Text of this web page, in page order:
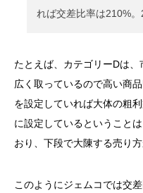
れば交差比率は210%。
たとえば、カテゴリーDは
広く取っているので高い商
を設定していれば大体の粗
に設定しているということ
おり、下段で大陳する売り方
このようにジェムコでは交